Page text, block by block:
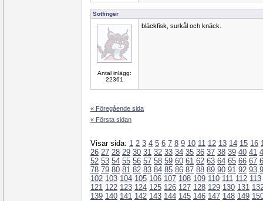
Sotfinger
Antal inlägg:
22361
bläckfisk, surkål och knäck.
« Föregående sida
« Första sidan
Visar sida: 1 2 3 4 5 6 7 8 9 10 11 12 13 14 15 16
26 27 28 29 30 31 32 33 34 35 36 37 38 39 40 41
52 53 54 55 56 57 58 59 60 61 62 63 64 65 66 67
78 79 80 81 82 83 84 85 86 87 88 89 90 91 92 93
102 103 104 105 106 107 108 109 110 111 112 113
121 122 123 124 125 126 127 128 129 130 131
139 140 141 142 143 144 145 146 147 148 149